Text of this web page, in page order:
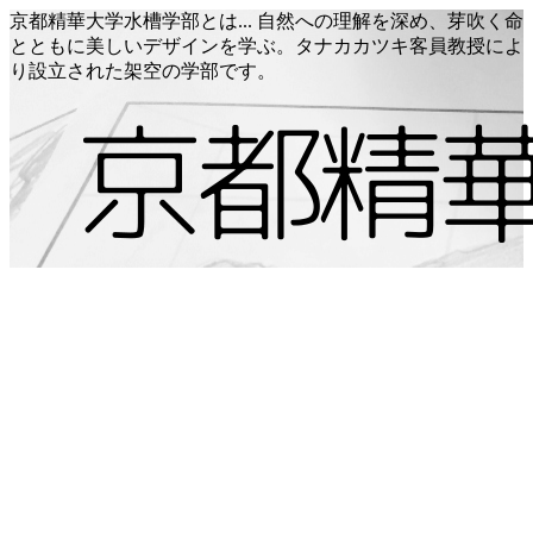
京都精華大学水槽学部とは... 自然への理解を深め、芽吹く命
とともに美しいデザインを学ぶ。タナカカツキ客員教授によ
り設立された架空の学部です。